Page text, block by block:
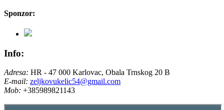
Sponzor:
Info:
Adresa: HR - 47 000 Karlovac, Obala Trnskog 20 B
E-mail: zeljkovukelic54@gmail.com
Mob: +385989821143